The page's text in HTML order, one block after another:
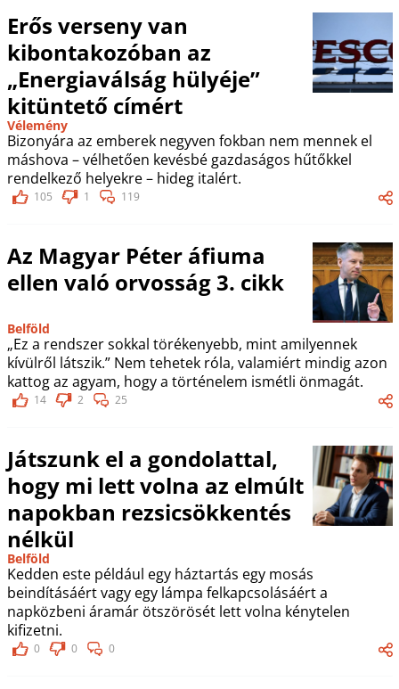
Erős verseny van
kibontakozóban az
„Energiaválság hülyéje”
kitüntető címért
Vélemény
Bizonyára az emberek negyven fokban nem mennek el
máshova – vélhetően kevésbé gazdaságos hűtőkkel
rendelkező helyekre – hideg italért.
105 1 119
Az Magyar Péter áfiuma
ellen való orvosság 3. cikk
Belföld
„Ez a rendszer sokkal törékenyebb, mint amilyennek
kívülről látszik.” Nem tehetek róla, valamiért mindig azon
kattog az agyam, hogy a történelem ismétli önmagát.
14 2 25
Játszunk el a gondolattal,
hogy mi lett volna az elmúlt
napokban rezsicsökkentés
nélkül
Belföld
Kedden este például egy háztartás egy mosás
beindításáért vagy egy lámpa felkapcsolásáért a
napközbeni áramár ötszörösét lett volna kénytelen
kifizetni.
0 0 0